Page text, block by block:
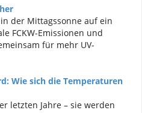
der Mittagssonne auf ein
FCKW-Emissionen und
für mehr UV-
Wie sich die Temperaturen
letzten Jahre – sie werden